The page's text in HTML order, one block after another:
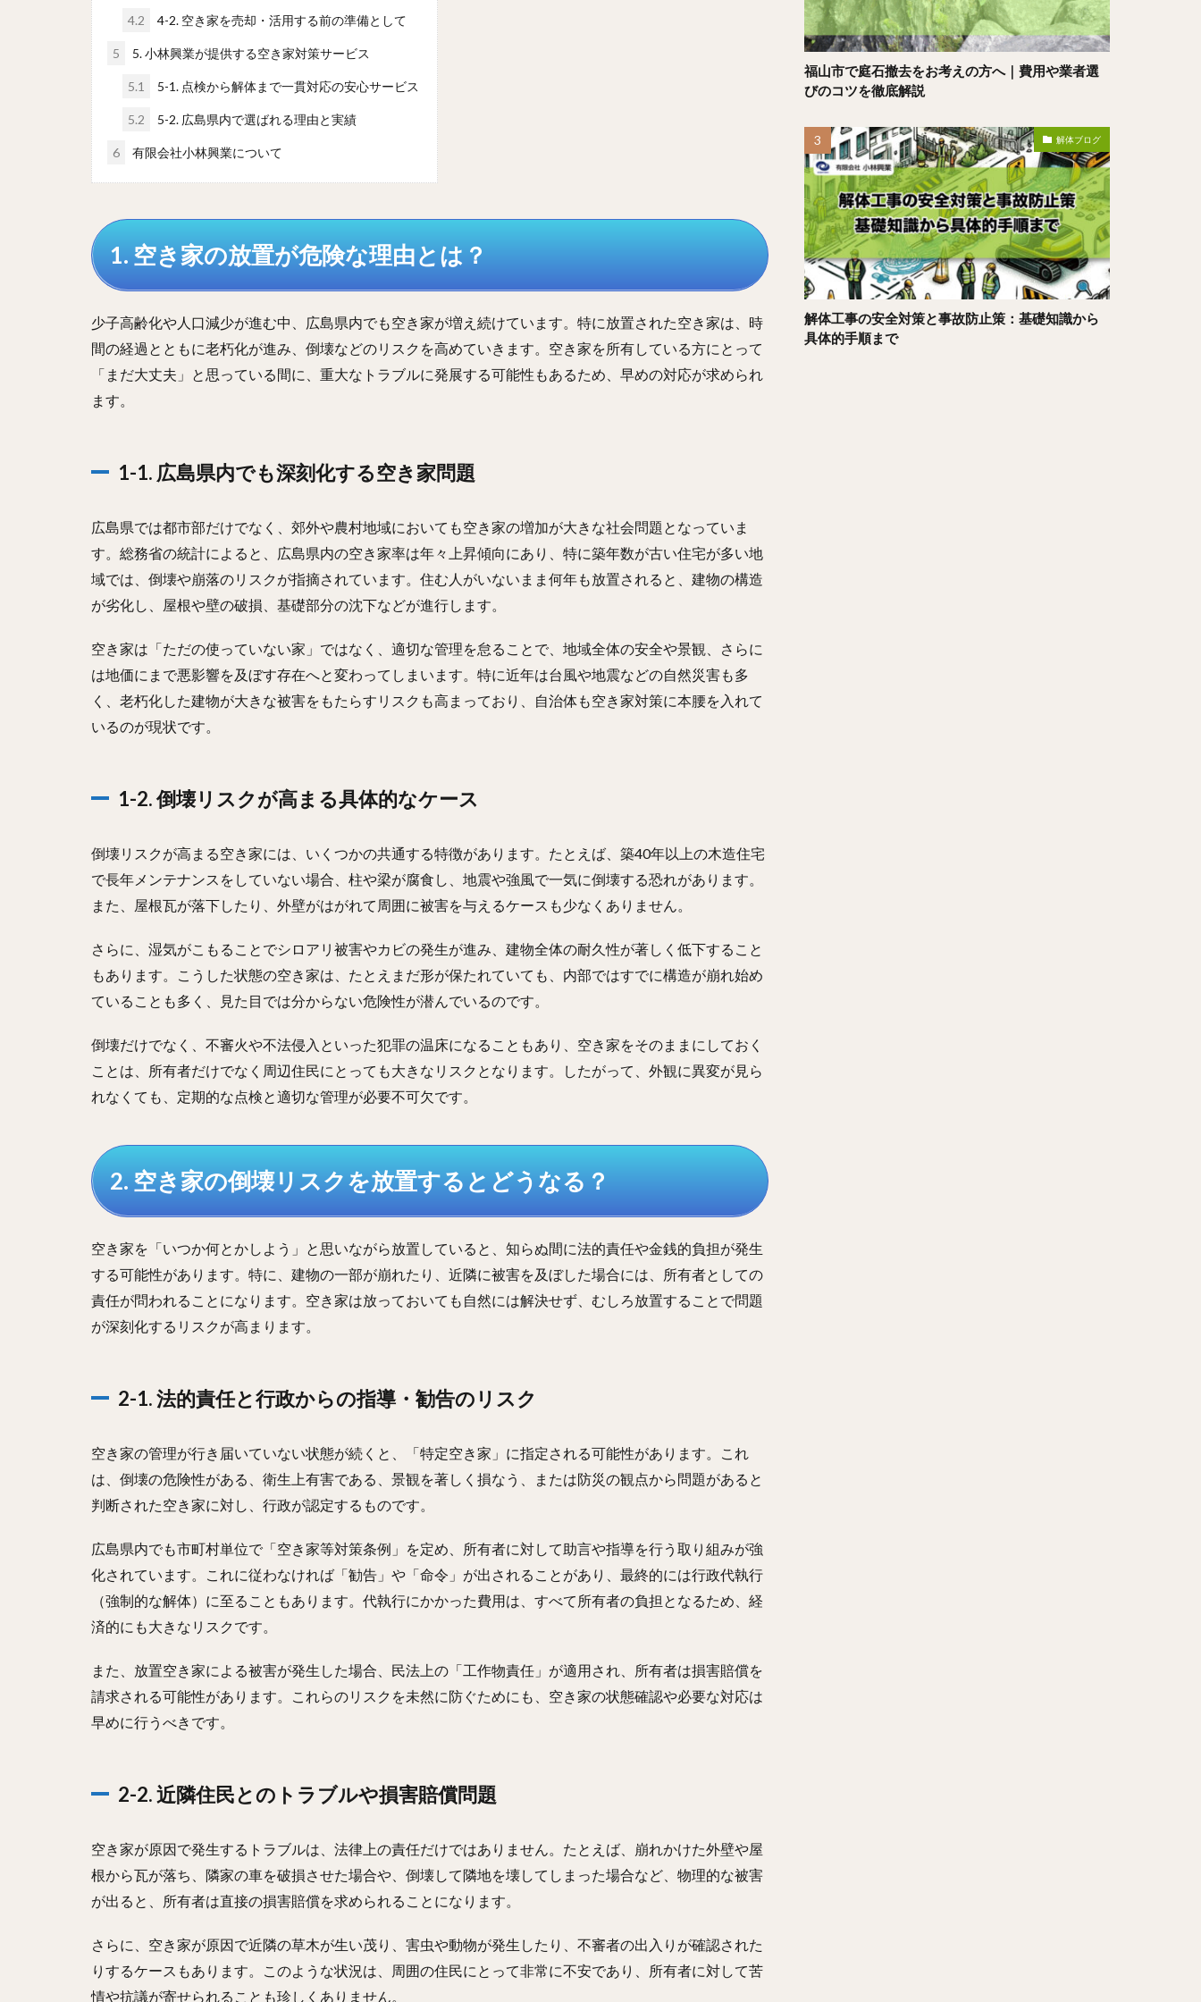
4.2 4-2. 空き家を売却・活用する前の準備として
5 5. 小林興業が提供する空き家対策サービス
5.1 5-1. 点検から解体まで一貫対応の安心サービス
5.2 5-2. 広島県内で選ばれる理由と実績
6 有限会社小林興業について
1. 空き家の放置が危険な理由とは？
少子高齢化や人口減少が進む中、広島県内でも空き家が増え続けています。特に放置された空き家は、時
間の経過とともに老朽化が進み、倒壊などのリスクを高めていきます。空き家を所有している方にとって
「まだ大丈夫」と思っている間に、重大なトラブルに発展する可能性もあるため、早めの対応が求められ
ます。
1-1. 広島県内でも深刻化する空き家問題
広島県では都市部だけでなく、郊外や農村地域においても空き家の増加が大きな社会問題となっていま
す。総務省の統計によると、広島県内の空き家率は年々上昇傾向にあり、特に築年数が古い住宅が多い地
域では、倒壊や崩落のリスクが指摘されています。住む人がいないまま何年も放置されると、建物の構造
が劣化し、屋根や壁の破損、基礎部分の沈下などが進行します。
空き家は「ただの使っていない家」ではなく、適切な管理を怠ることで、地域全体の安全や景観、さらに
は地価にまで悪影響を及ぼす存在へと変わってしまいます。特に近年は台風や地震などの自然災害も多
く、老朽化した建物が大きな被害をもたらすリスクも高まっており、自治体も空き家対策に本腰を入れて
いるのが現状です。
1-2. 倒壊リスクが高まる具体的なケース
倒壊リスクが高まる空き家には、いくつかの共通する特徴があります。たとえば、築40年以上の木造住宅
で長年メンテナンスをしていない場合、柱や梁が腐食し、地震や強風で一気に倒壊する恐れがあります。
また、屋根瓦が落下したり、外壁がはがれて周囲に被害を与えるケースも少なくありません。
さらに、湿気がこもることでシロアリ被害やカビの発生が進み、建物全体の耐久性が著しく低下すること
もあります。こうした状態の空き家は、たとえまだ形が保たれていても、内部ではすでに構造が崩れ始め
ていることも多く、見た目では分からない危険性が潜んでいるのです。
倒壊だけでなく、不審火や不法侵入といった犯罪の温床になることもあり、空き家をそのままにしておく
ことは、所有者だけでなく周辺住民にとっても大きなリスクとなります。したがって、外観に異変が見ら
れなくても、定期的な点検と適切な管理が必要不可欠です。
2. 空き家の倒壊リスクを放置するとどうなる？
空き家を「いつか何とかしよう」と思いながら放置していると、知らぬ間に法的責任や金銭的負担が発生
する可能性があります。特に、建物の一部が崩れたり、近隣に被害を及ぼした場合には、所有者としての
責任が問われることになります。空き家は放っておいても自然には解決せず、むしろ放置することで問題
が深刻化するリスクが高まります。
2-1. 法的責任と行政からの指導・勧告のリスク
空き家の管理が行き届いていない状態が続くと、「特定空き家」に指定される可能性があります。これ
は、倒壊の危険性がある、衛生上有害である、景観を著しく損なう、または防災の観点から問題があると
判断された空き家に対し、行政が認定するものです。
広島県内でも市町村単位で「空き家等対策条例」を定め、所有者に対して助言や指導を行う取り組みが強
化されています。これに従わなければ「勧告」や「命令」が出されることがあり、最終的には行政代執行
（強制的な解体）に至ることもあります。代執行にかかった費用は、すべて所有者の負担となるため、経
済的にも大きなリスクです。
また、放置空き家による被害が発生した場合、民法上の「工作物責任」が適用され、所有者は損害賠償を
請求される可能性があります。これらのリスクを未然に防ぐためにも、空き家の状態確認や必要な対応は
早めに行うべきです。
2-2. 近隣住民とのトラブルや損害賠償問題
空き家が原因で発生するトラブルは、法律上の責任だけではありません。たとえば、崩れかけた外壁や屋
根から瓦が落ち、隣家の車を破損させた場合や、倒壊して隣地を壊してしまった場合など、物理的な被害
が出ると、所有者は直接の損害賠償を求められることになります。
さらに、空き家が原因で近隣の草木が生い茂り、害虫や動物が発生したり、不審者の出入りが確認された
りするケースもあります。このような状況は、周囲の住民にとって非常に不安であり、所有者に対して苦
情や抗議が寄せられることも珍しくありません。
福山市で庭石撤去をお考えの方へ｜費用や業者選
びのコツを徹底解説
解体ブログ
解体工事の安全対策と事故防止策：基礎知識から
具体的手順まで